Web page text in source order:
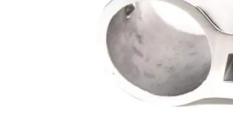
Techniek en motor
Tuigage en dekbeslag
Boten, toebehoren en fun